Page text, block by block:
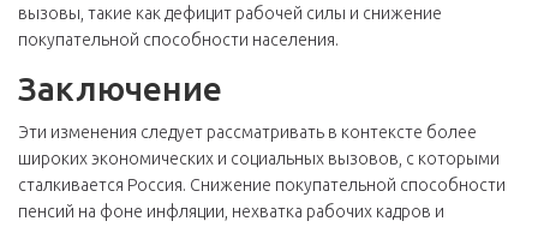
вызовы, такие как дефицит рабочей силы и снижение
покупательной способности населения.
Заключение
Эти изменения следует рассматривать в контексте более
широких экономических и социальных вызовов, с которыми
сталкивается Россия. Снижение покупательной способности
пенсий на фоне инфляции, нехватка рабочих кадров и